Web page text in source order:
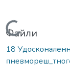
Вантажиться...
Файли
18